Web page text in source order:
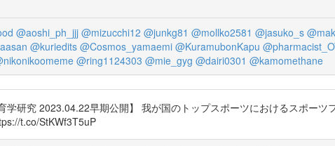
@aoshi_ph_jjj @mizucchi12 @junkg81 @mollko2581 @jasuko_s
@kuriedits @Cosmos_yamaemi @KuramubonKapu
@ring1124303 @mie_gyg @dairi0301 @kamomethane
研究 2023.04.22早期公開】 我が国のトップスポーツにおけるスポーツ
t.co/StKWf3T5uP